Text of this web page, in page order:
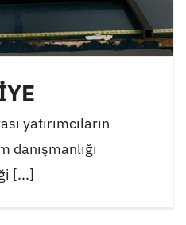
yatırımcıların
danışmanlığı
[...]